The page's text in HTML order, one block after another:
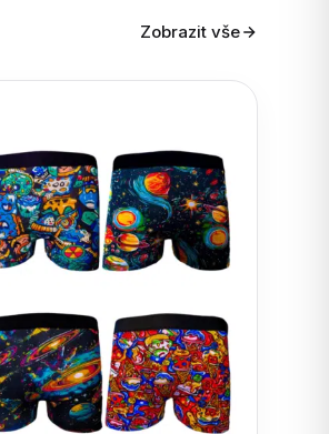
Zobrazit vše